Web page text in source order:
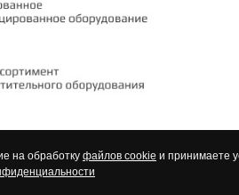
на обработку файлов cookie и принимаете